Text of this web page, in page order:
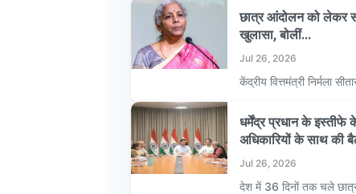
छात्र आंदोलन को लेकर
खुलासा, बोलीं...
Jul 26, 2026
केंद्रीय वित्तमंत्री निर्मला
धर्मेंद्र प्रधान के इस्तीफे
अधिकारियों के साथ की
Jul 26, 2026
देश में 36 दिनों तक चले